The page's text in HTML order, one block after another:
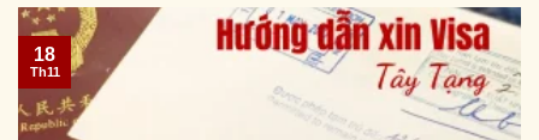
18
Th11